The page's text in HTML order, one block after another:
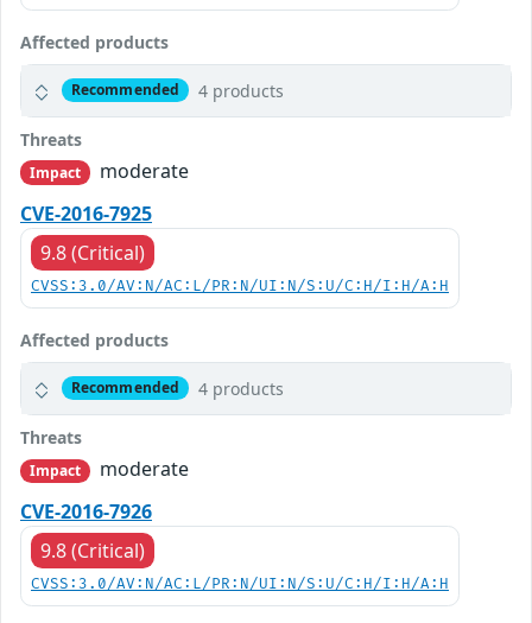
Affected products
Recommended 4 products
Threats
Impact
moderate
CVE-2016-7925
9.8 (Critical)
CVSS:3.0/AV:N/AC:L/PR:N/UI:N/S:U/C:H/I:H/A:H
Affected products
Recommended 4 products
Threats
Impact
moderate
CVE-2016-7926
9.8 (Critical)
CVSS:3.0/AV:N/AC:L/PR:N/UI:N/S:U/C:H/I:H/A:H